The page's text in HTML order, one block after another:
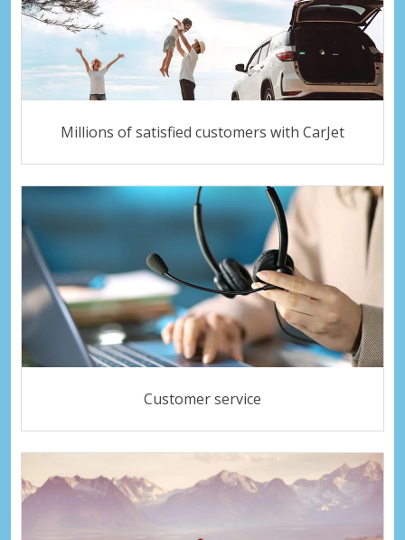
Millions of satisfied customers with CarJet
Customer service